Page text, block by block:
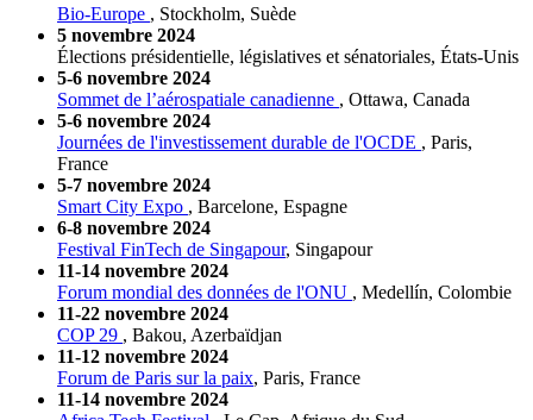
Bio-Europe , Stockholm, Suède
5 novembre 2024
Élections présidentielle, législatives et sénatoriales, États-Unis
5-6 novembre 2024
Sommet de l’aérospatiale canadienne , Ottawa, Canada
5-6 novembre 2024
Journées de l'investissement durable de l'OCDE , Paris,
France
5-7 novembre 2024
Smart City Expo , Barcelone, Espagne
6-8 novembre 2024
Festival FinTech de Singapour, Singapour
11-14 novembre 2024
Forum mondial des données de l'ONU , Medellín, Colombie
11-22 novembre 2024
COP 29 , Bakou, Azerbaïdjan
11-12 novembre 2024
Forum de Paris sur la paix, Paris, France
11-14 novembre 2024